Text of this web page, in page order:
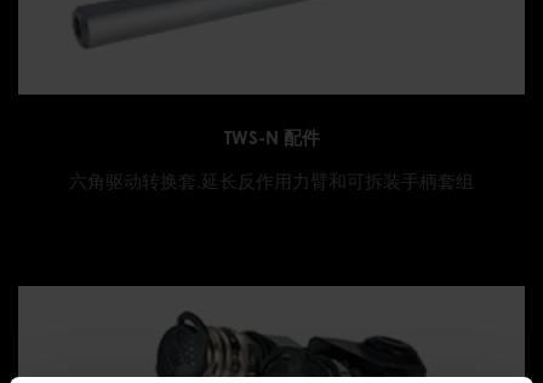
TWS-N 配件
六角驱动转换套,延长反作用力臂和可拆装手柄套组